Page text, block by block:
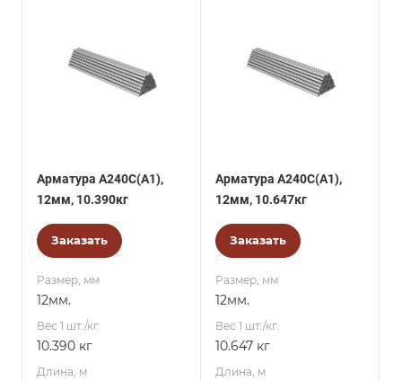
Арматура А240С(А1),
12мм, 10.390кг
Заказать
Размер, мм
12мм.
Вес 1 шт./кг.
10.390 кг
Длина, м
Арматура А240С(А1),
12мм, 10.647кг
Заказать
Размер, мм
12мм.
Вес 1 шт./кг.
10.647 кг
Длина, м